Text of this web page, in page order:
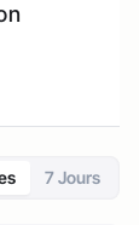
7 Jours